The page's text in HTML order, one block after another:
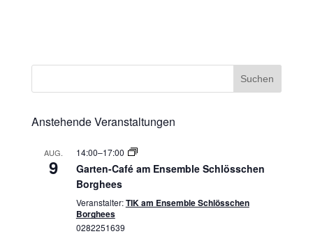
Anstehende Veranstaltungen
AUG.
9
14:00–17:00
Garten-Café am Ensemble Schlösschen
Borghees
Veranstalter:TIK am Ensemble Schlösschen
Borghees
0282251639